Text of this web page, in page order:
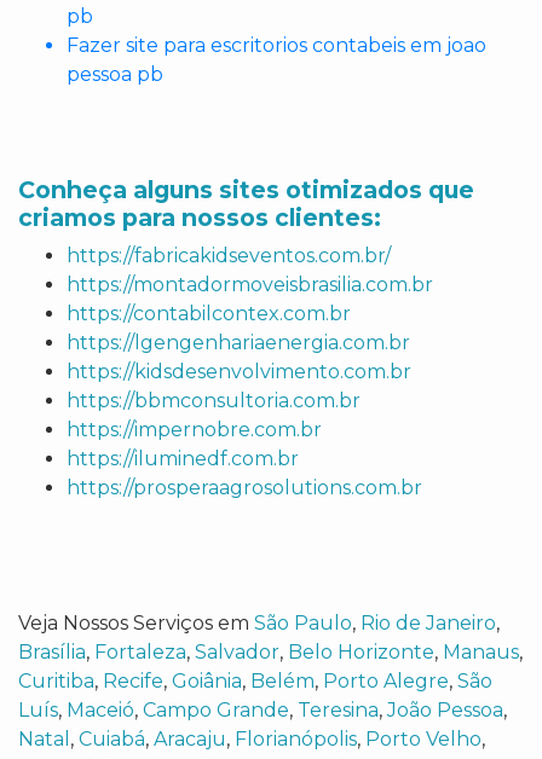
pb
Fazer site para escritorios contabeis em joao
pessoa pb
Conheça alguns sites otimizados que
criamos para nossos clientes:
https://fabricakidseventos.com.br/
https://montadormoveisbrasilia.com.br
https://contabilcontex.com.br
https://lgengenhariaenergia.com.br
https://kidsdesenvolvimento.com.br
https://bbmconsultoria.com.br
https://impernobre.com.br
https://iluminedf.com.br
https://prosperaagrosolutions.com.br
Veja Nossos Serviços em São Paulo, Rio de Janeiro,
Brasília, Fortaleza, Salvador, Belo Horizonte, Manaus,
Curitiba, Recife, Goiânia, Belém, Porto Alegre, São
Luís, Maceió, Campo Grande, Teresina,João Pessoa,
Natal , Cuiabá, Aracaju, Florianópolis, Porto Velho,